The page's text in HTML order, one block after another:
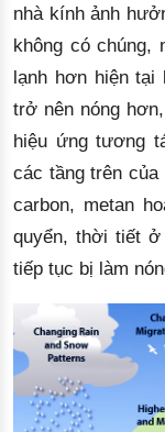
nhà kính ảnh
không có chúng,
lạnh hơn hiện tại
trở nên nóng
hiệu ứng tương
các tầng trên
carbon, metan
quyển, thời tiết ở
tiếp tục bị làm